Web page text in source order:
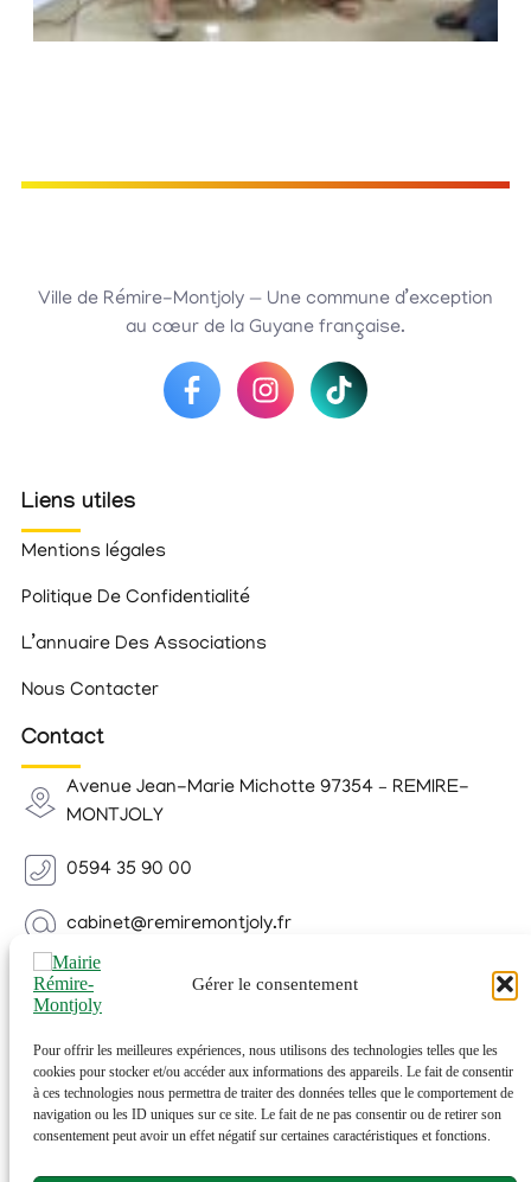
Gérer le consentement
Pour offrir les meilleures expériences, nous utilisons des technologies telles que les
cookies pour stocker et/ou accéder aux informations des appareils. Le fait de consentir
à ces technologies nous permettra de traiter des données telles que le comportement de
navigation ou les ID uniques sur ce site. Le fait de ne pas consentir ou de retirer son
consentement peut avoir un effet négatif sur certaines caractéristiques et fonctions.
Ville de Rémire-Montjoly — Une commune d’exception
au cœur de la Guyane française.
Liens utiles
Mentions légales
Politique De Confidentialité
L’annuaire Des Associations
Nous Contacter
Contact
Avenue Jean-Marie Michotte 97354 – REMIRE-
MONTJOLY
0594 35 90 00
cabinet@remiremontjoly.fr
Newsletter
nouvelles de votre commune.